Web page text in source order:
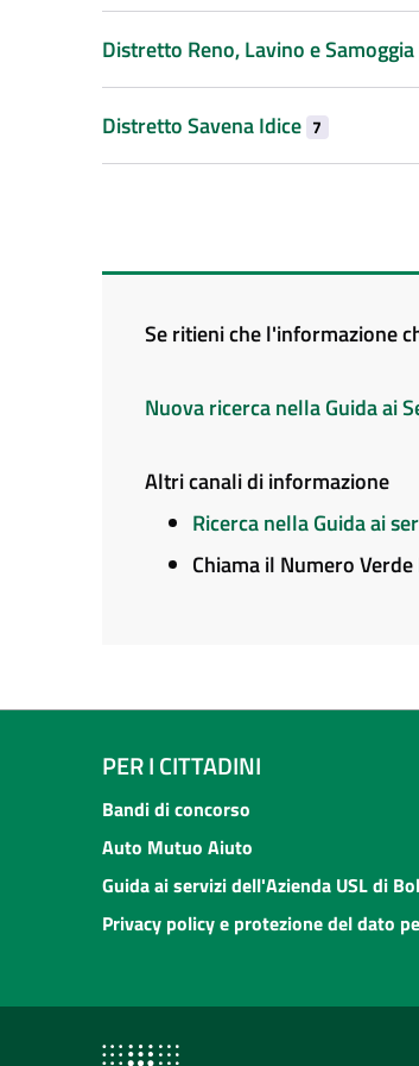
Distretto Reno, Lavino e Samoggia
Distretto Savena Idice 7
Se ritieni che l'informazione
Nuova ricerca nella Guida ai
Altri canali di informazione
Ricerca nella Guida ai
Chiama il Numero
PER I CITTADINI
Bandi di concorso
Auto Mutuo Aiuto
Guida ai servizi dell'Azienda USL di
Privacy policy e protezione del dato